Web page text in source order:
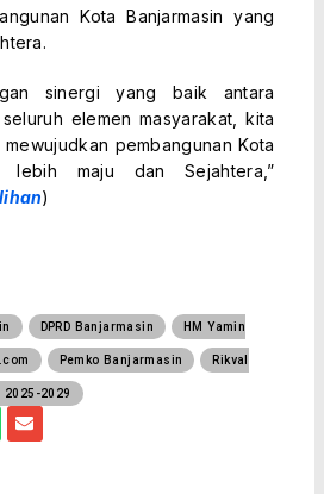
Kota Banjarmasin yang
sinergi yang baik antara
elemen masyarakat, kita
pembangunan Kota
lebih maju dan Sejahtera,”
)
DPRD Banjarmasin HM Yamin
Pemko Banjarmasin Rikval
2025-2029
E
n